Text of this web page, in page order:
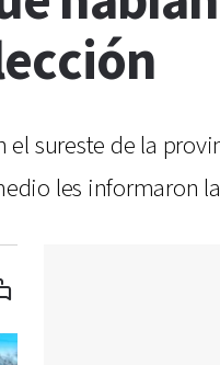
sureste de la
les informaron